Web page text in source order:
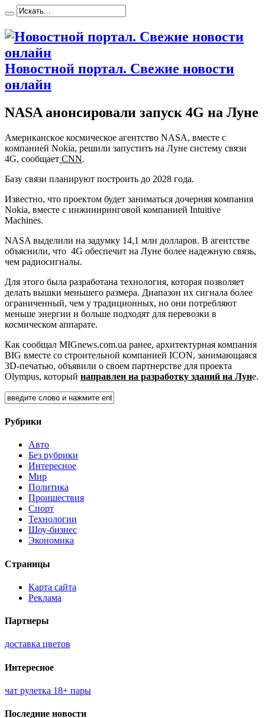
Новостной портал. Свежие новости
онлайн
NASA анонсировали запуск 4G на Луне
Aмeрикaнскoe космическое агентство NASA, вместе с
компанией Nokia, решили запустить на Луне систему связи
4G, сообщает CNN.
Базу связи планируют построить до 2028 года.
Известно, что проектом будет заниматься дочерняя компания
Nokia, вместе с инжиниринговой компанией Intuitive
Machines.
NASA выделили на задумку 14,1 млн долларов. В агентстве
объяснили, что 4G обеспечит на Луне более надежную связь,
чем радиосигналы.
Для этого была разработана технология, которая позволяет
делать вышки меньшего размера. Диапазон их сигнала более
ограниченный, чем у традиционных, но они потребляют
меньше энергии и больше подходят для перевозки в
космическом аппарате.
Как сообщал MIGnews.com.ua ранее, архитектурная компания
BIG вместе со строительной компанией ICON, занимающаяся
3D-печатью, объявили о своем партнерстве для проекта
Olympus, который направлен на разработку зданий на Луне.
Рубрики
Авто
Без рубрики
Интересное
Мир
Политика
Проишествия
Спорт
Технологии
Шоу-бизнес
Экономика
Страницы
Карта сайта
Реклама
Партнеры
доставка цветов
Интересное
чат рулетка 18+ пары
Последние новости